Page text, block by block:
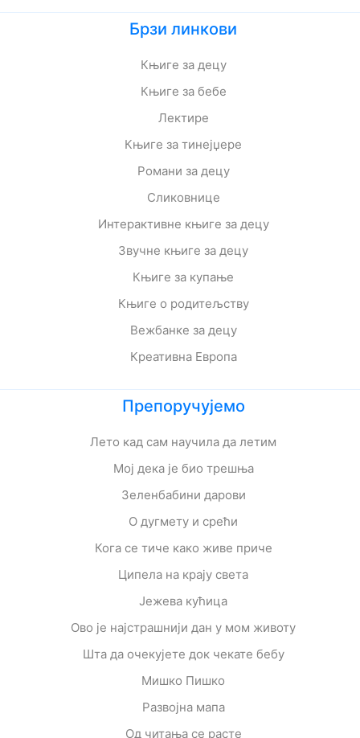
Брзи линкови
Књиге за децу
Књиге за бебе
Лектире
Књиге за тинејџере
Романи за децу
Сликовнице
Интерактивне књиге за децу
Звучне књиге за децу
Књиге за купање
Књиге о родитељству
Вежбанке за децу
Креативна Европа
Препоручујемо
Лето кад сам научила да летим
Мој дека је био трешња
Зеленбабини дарови
О дугмету и срећи
Кога се тиче како живе приче
Ципела на крају света
Јежева кућица
Ово је најстрашнији дан у мом животу
Шта да очекујете док чекате бебу
Мишко Пишко
Развојна мапа
Од читања се расте